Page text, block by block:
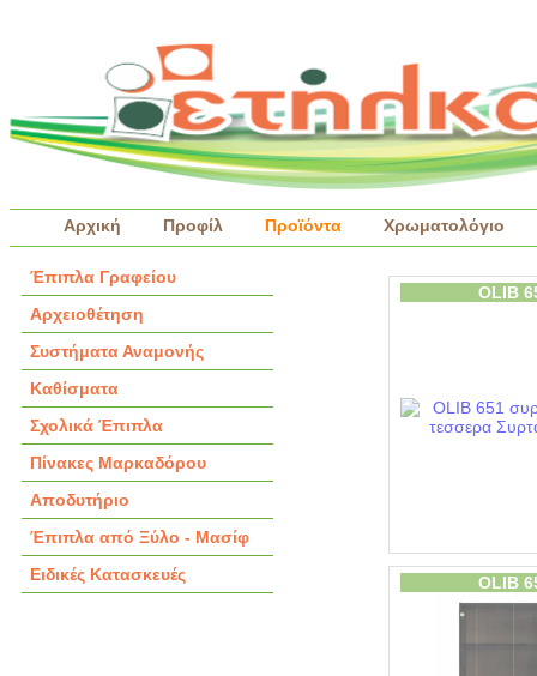
Αρχική Προφίλ Προϊόντα Χρωματολόγιο
Έπιπλα Γραφείου
Αρχειοθέτηση
Συστήματα Αναμονής
Καθίσματα
Σχολικά Έπιπλα
Πίνακες Μαρκαδόρου
Αποδυτήριο
Έπιπλα από Ξύλο - Μασίφ
Ειδικές Κατασκευές
OLIB
OLIB